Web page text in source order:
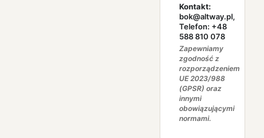
Kontakt:
bok@altway.pl,
Telefon: +48
588 810 078
Zapewniamy
zgodność z
rozporządzeniem
UE 2023/988
(GPSR) oraz
innymi
obowiązującymi
normami.